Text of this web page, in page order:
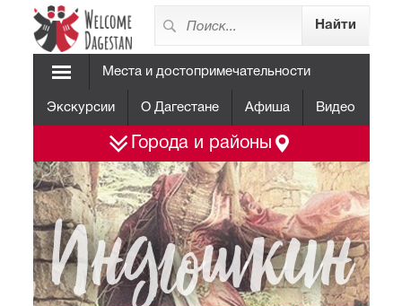
Места и достопримечательности
Экскурсии О Дагестане Афиша Видео
Города и районы
Индюшкин